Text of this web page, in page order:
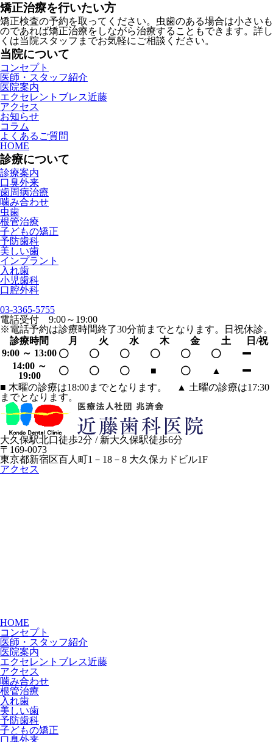
矯正治療を行いたい方
矯正検査の予約を取ってください。虫歯のある場合は小さいも
のであれば矯正治療をしながら治療することもできます。詳し
くは当院スタッフまでお気軽にご相談ください。
当院について
コンセプト
医師・スタッフ紹介
医院案内
エクセレントブレス近藤
アクセス
お知らせ
コラム
よくあるご質問
HOME
診療について
診療案内
口臭外来
歯周病治療
噛み合わせ
虫歯
根管治療
子どもの矯正
予防歯科
美しい歯
インプラント
入れ歯
小児歯科
口腔外科
03-3365-5755
電話受付 9:00～19:00
※電話予約は診療時間終了30分前までとなります。日祝休診。
診療時間
月 火 水 木 金 土
日/祝
9:00 ～ 13:00
14:00 ～
19:00
■
▲
■ 木曜の診療は18:00までとなります。 ▲ 土曜の診療は17:30
までとなります。
大久保駅北口徒歩2分 / 新大久保駅徒歩6分
〒169-0073
東京都新宿区百人町1－18－8 大久保カドビル1F
アクセス
HOME
コンセプト
医師・スタッフ紹介
医院案内
エクセレントブレス近藤
アクセス
噛み合わせ
根管治療
入れ歯
美しい歯
予防歯科
子どもの矯正
口臭外来